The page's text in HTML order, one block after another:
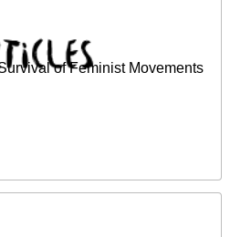
of Feminist Movements